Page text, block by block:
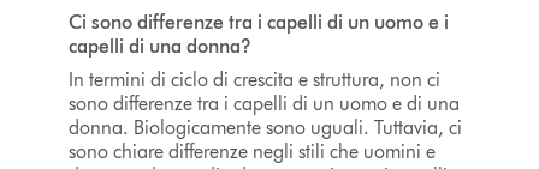
Ci sono differenze tra i capelli di un uomo e i
capelli di una donna?
In termini di ciclo di crescita e struttura, non ci
sono differenze tra i capelli di un uomo e di una
donna. Biologicamente sono uguali. Tuttavia, ci
sono chiare differenze negli stili che uomini e